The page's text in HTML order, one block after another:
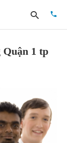
and
hit
enter:
Quận 1 tp